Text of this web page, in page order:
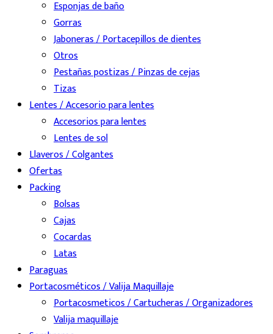
Esponjas de baño
Gorras
Jaboneras / Portacepillos de dientes
Otros
Pestañas postizas / Pinzas de cejas
Tizas
Lentes / Accesorio para lentes
Accesorios para lentes
Lentes de sol
Llaveros / Colgantes
Ofertas
Packing
Bolsas
Cajas
Cocardas
Latas
Paraguas
Portacosméticos / Valija Maquillaje
Portacosmeticos / Cartucheras / Organizadores
Valija maquillaje